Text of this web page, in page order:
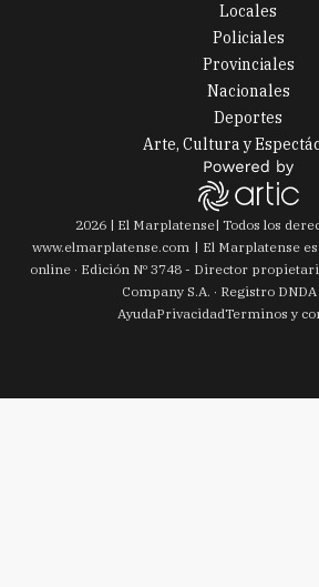
Locales
Policiales
Provinciales
Nacionales
Deportes
Arte, Cultura y
2026| El Marplatense| Todos los
www.elmarplatense.com
El Marplatense
online · Edición Nº 3748- Director
Company S.A. · Registro
AyudaPrivacidadTerminos y